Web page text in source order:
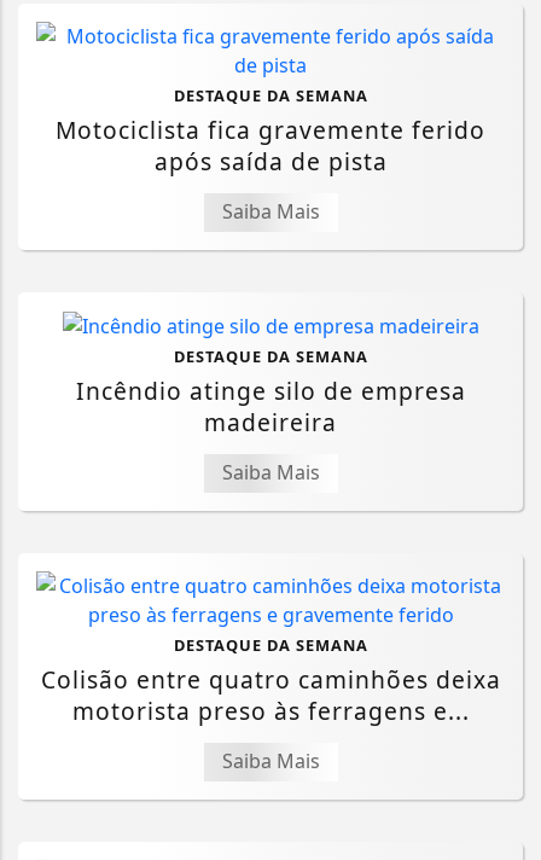
DESTAQUE DA SEMANA
Motociclista fica gravemente ferido
após saída de pista
Saiba Mais
DESTAQUE DA SEMANA
Incêndio atinge silo de empresa
madeireira
Saiba Mais
DESTAQUE DA SEMANA
Colisão entre quatro caminhões deixa
motorista preso às ferragens e...
Saiba Mais